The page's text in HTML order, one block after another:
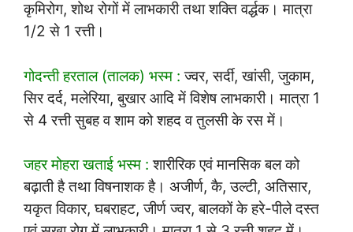
कृमिरोग, शोथ रोगों में लाभकारी तथा शक्ति वर्द्धक। मात्रा
1/2 से 1 रत्ती।
गोदन्ती हरताल (तालक) भस्म : ज्वर, सर्दी, खांसी, जुकाम,
सिर दर्द, मलेरिया, बुखार आदि में विशेष लाभकारी। मात्रा 1
से 4 रत्ती सुबह व शाम को शहद व तुलसी के रस में।
जहर मोहरा खताई भस्म : शारीरिक एवं मानसिक बल को
बढ़ाती है तथा विषनाशक है। अजीर्ण, कै, उल्टी, अतिसार,
यकृत विकार, घबराहट, जीर्ण ज्वर, बालकों के हरे-पीले दस्त